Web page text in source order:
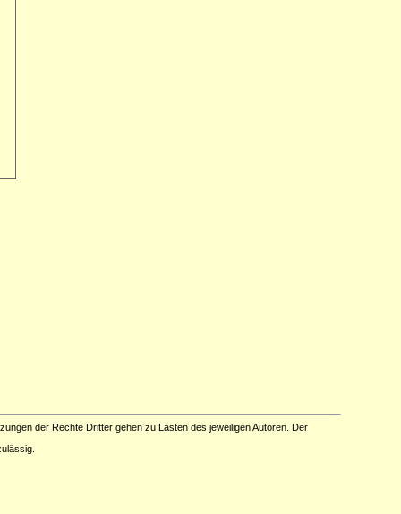
der Rechte Dritter gehen zu Lasten des jeweiligen Autoren. Der